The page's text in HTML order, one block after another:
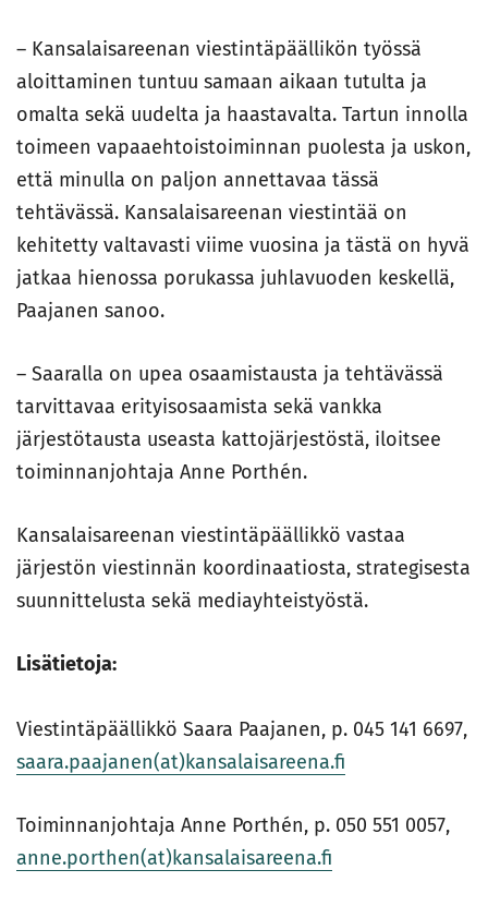
– Kansalaisareenan viestintäpäällikön työssä
aloittaminen tuntuu samaan aikaan tutulta ja
omalta sekä uudelta ja haastavalta. Tartun innolla
toimeen vapaaehtoistoiminnan puolesta ja uskon,
että minulla on paljon annettavaa tässä
tehtävässä. Kansalaisareenan viestintää on
kehitetty valtavasti viime vuosina ja tästä on hyvä
jatkaa hienossa porukassa juhlavuoden keskellä,
Paajanen sanoo.
– Saaralla on upea osaamistausta ja tehtävässä
tarvittavaa erityisosaamista sekä vankka
järjestötausta useasta kattojärjestöstä, iloitsee
toiminnanjohtaja Anne Porthén.
Kansalaisareenan viestintäpäällikkö vastaa
järjestön viestinnän koordinaatiosta, strategisesta
suunnittelusta sekä mediayhteistyöstä.
Lisätietoja:
Viestintäpäällikkö Saara Paajanen, p. 045 141 6697,
saara.paajanen(at)kansalaisareena.fi
Toiminnanjohtaja Anne Porthén, p. 050 551 0057,
anne.porthen(at)kansalaisareena.fi